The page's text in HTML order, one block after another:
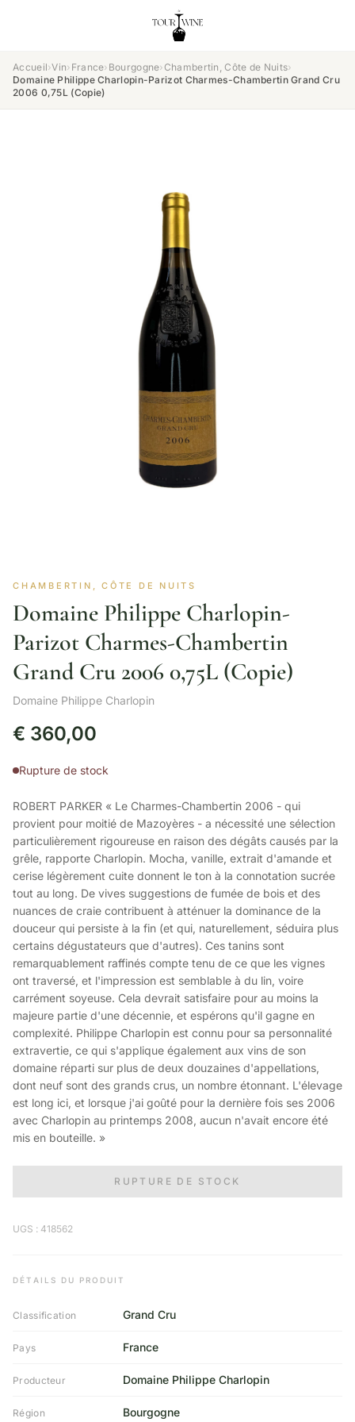
Accueil›Vin› France› Bourgogne›Chambertin, Côte de Nuits›
Domaine Philippe Charlopin-Parizot Charmes-Chambertin Grand Cru
2006 0,75L (Copie)
CHAMBERTIN, CÔTE DE NUITS
Domaine Philippe Charlopin-
Parizot Charmes-Chambertin
Grand Cru 2006 0,75L (Copie)
Domaine Philippe Charlopin
€ 360,00
Rupture de stock
ROBERT PARKER « Le Charmes-Chambertin 2006 - qui
provient pour moitié de Mazoyères - a nécessité une sélection
particulièrement rigoureuse en raison des dégâts causés par la
grêle, rapporte Charlopin. Mocha, vanille, extrait d'amande et
cerise légèrement cuite donnent le ton à la connotation sucrée
tout au long. De vives suggestions de fumée de bois et des
nuances de craie contribuent à atténuer la dominance de la
douceur qui persiste à la fin (et qui, naturellement, séduira plus
certains dégustateurs que d'autres). Ces tanins sont
remarquablement raffinés compte tenu de ce que les vignes
ont traversé, et l'impression est semblable à du lin, voire
carrément soyeuse. Cela devrait satisfaire pour au moins la
majeure partie d'une décennie, et espérons qu'il gagne en
complexité. Philippe Charlopin est connu pour sa personnalité
extravertie, ce qui s'applique également aux vins de son
domaine réparti sur plus de deux douzaines d'appellations,
dont neuf sont des grands crus, un nombre étonnant. L'élevage
est long ici, et lorsque j'ai goûté pour la dernière fois ses 2006
avec Charlopin au printemps 2008, aucun n'avait encore été
mis en bouteille. »
RUPTURE DE STOCK
UGS : 418562
DÉTAILS DU PRODUIT
Classification Grand Cru
Pays France
Producteur Domaine Philippe Charlopin
Région Bourgogne